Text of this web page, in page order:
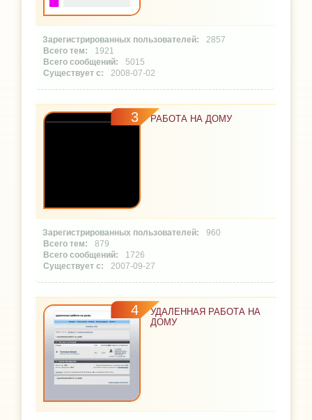
2857
1921
5015
2008-07-02
3 РАБОТА НА ДОМУ
960
879
1726
2007-09-27
4
УДАЛЕННАЯ РАБОТА НА
ДОМУ